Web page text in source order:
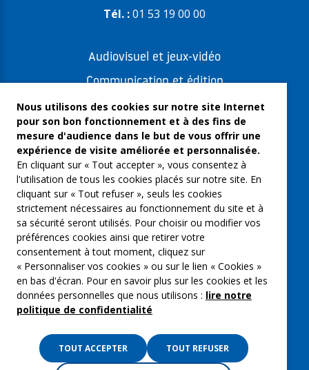
Tél. :01 53 19 00 00
Audiovisuel et jeux-vidéo
Communication et édition
Freelances et artistes-auteurs
Musique et spectacles
Qui sommes-nous ?
Groupe Emargence
C’moi le chef
Actualités
Contactez nous
Mentions légales
Gestion des cookies
Nous utilisons des cookies sur notre site Internet
pour son bon fonctionnement et à des fins de
mesure d'audience dans le but de vous offrir une
expérience de visite améliorée et personnalisée.
En cliquant sur « Tout accepter », vous consentez à
l'utilisation de tous les cookies placés sur notre site. En
cliquant sur « Tout refuser », seuls les cookies
strictement nécessaires au fonctionnement du site et à
sa sécurité seront utilisés. Pour choisir ou modifier vos
préférences cookies ainsi que retirer votre
consentement à tout moment, cliquez sur
« Personnaliser vos cookies » ou sur le lien « Cookies »
en bas d'écran. Pour en savoir plus sur les cookies et les
données personnelles que nous utilisons : lire notre
politique de confidentialité
TOUT ACCEPTER TOUT REFUSER